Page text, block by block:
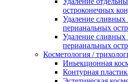
остроконечных
Удаление
перианальных
Удаление
перианальных
Косметология /
Иньекционная
Контурная